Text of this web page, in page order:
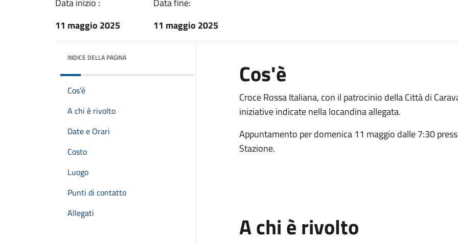
Data inizio :
11 maggio 2025
Data fine:
11 maggio 2025
INDICE DELLA PAGINA
Cos'è
A chi è rivolto
Date e Orari
Costo
Luogo
Punti di contatto
Allegati
Cos'è
Croce Rossa Italiana, con il patrocinio della Città di
iniziative indicate nella locandina allegata.
Appuntamento per domenica 11 maggio dalle 7:30
Stazione.
A chi è rivolto